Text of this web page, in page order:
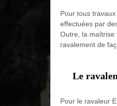
Pour tous
effectuées par
Outre, la maîtrise
ravalement de
Le
Pour le ravaleur